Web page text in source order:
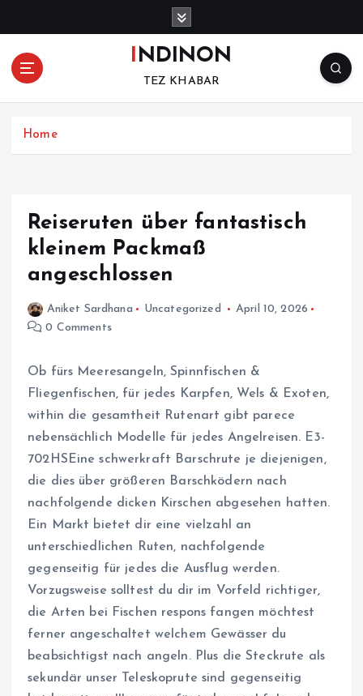
o
INDINON
TEZ KHABAR
Home
Reiseruten über fantastisch
kleinem Packmaß
angeschlossen
Aniket Sardhana Uncategorized
April 10, 2026
0 Comments
Ob fürs Meeresangeln, Spinnfischen &
Fliegenfischen, für jedes Karpfen, Wels & Exoten,
within die gesamtheit Rutenart gibt parece
nebensächlich Modelle für jedes Angelreisen. E3-
702HSEine schwerkraft Barschrute je diejenigen,
die dies über größeren Barschködern nach
nachfolgende dicken Kirschen abgesehen hatten.
Ein Markt bietet dir eine vielzahl an
unterschiedlichen Ruten, nachfolgende
gegenseitig für jedes die Ausflug werden.
Vorzugsweise solltest du dir im Vorfeld richtiger,
die Arten bei Fischen respons fangen möchtest
ferner angeschaltet welchem Gewässer du
beabsichtigst nach angeln. Plus die Steckrute als
sekundär unser Teleskoprute sind gegenseitig